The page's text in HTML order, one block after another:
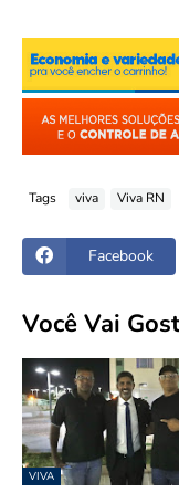
Tags viva Viva RN
Facebook
Você Vai
VIVA